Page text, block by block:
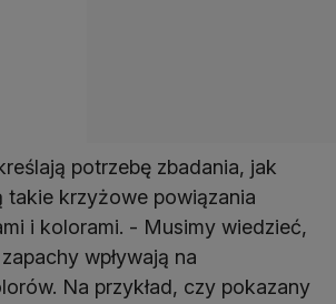
potrzebę zbadania, jak
takie krzyżowe powiązania
i kolorami. - Musimy wiedzieć,
wpływają na
Na przykład, czy pokazany